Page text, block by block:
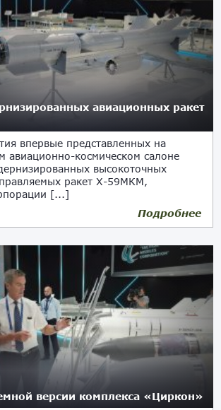
авиационных ракет
впервые представленных на
авиационно-космическом салоне
высокоточных
ракет Х-59МКМ,
[...]
Подробнее
версии комплекса «Циркон»